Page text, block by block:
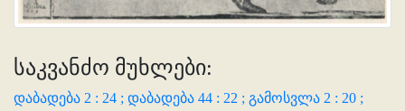
საკვანძო მუხლები:
დაბადება 2 : 24 ; დაბადება 44 : 22 ; გამოსვლა 2 : 20 ;